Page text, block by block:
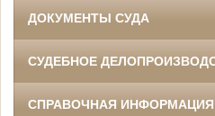
ДОКУМЕНТЫ СУДА
СУДЕБНОЕ
СПРАВОЧНАЯ ИНФОРМАЦИЯ